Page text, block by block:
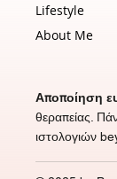
Lifestyle
About Me
Αποποίηση
θεραπείας.
ιστολογιών